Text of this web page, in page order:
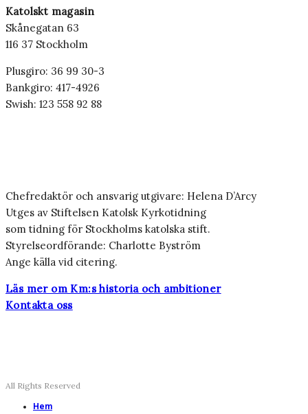
Katolskt magasin
Skånegatan 63
116 37 Stockholm
Plusgiro: 36 99 30-3
Bankgiro: 417-4926
Swish: 123 558 92 88
Chefredaktör och ansvarig utgivare: Helena D’Arcy
Utges av Stiftelsen Katolsk Kyrkotidning
som tidning för Stockholms katolska stift.
Styrelseordförande: Charlotte Byström
Ange källa vid citering.
Läs mer om Km:s historia och ambitioner
Kontakta oss
All Rights Reserved
Hem